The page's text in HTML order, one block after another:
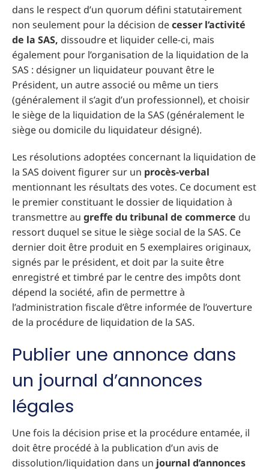
dans le respect d’un quorum défini statutairement
non seulement pour la décision decesser l’activité
de la SAS, dissoudre et liquider celle-ci, mais
également pour l’organisation de la liquidation de la
SAS : désigner un liquidateur pouvant être le
Président, un autre associé ou même un tiers
(généralement il s’agit d’un professionnel), et choisir
le siège de la liquidation de la SAS (généralement le
siège ou domicile du liquidateur désigné).
Les résolutions adoptées concernant la liquidation de
la SAS doivent figurer sur un procès-verbal
mentionnant les résultats des votes. Ce document est
le premier constituant le dossier de liquidation à
transmettre au greffe du tribunal de commerce du
ressort duquel se situe le siège social de la SAS. Ce
dernier doit être produit en 5 exemplaires originaux,
signés par le président, et doit par la suite être
enregistré et timbré par le centre des impôts dont
dépend la société, afin de permettre à
l’administration fiscale d’être informée de l’ouverture
de la procédure de liquidation de la SAS.
Publier une annonce dans
un journal d’annonces
légales
Une fois la décision prise et la procédure entamée, il
doit être procédé à la publication d’un avis de
dissolution/liquidation dans un journal d’annonces